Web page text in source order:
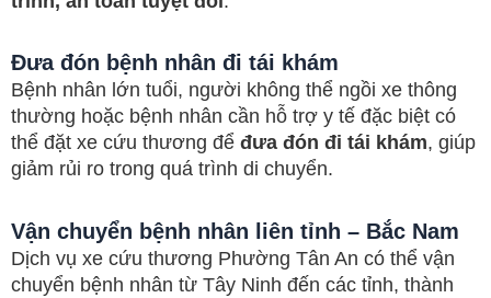
Đưa đón bệnh nhân đi tái khám
Bệnh nhân lớn tuổi, người không thể ngồi xe thông
thường hoặc bệnh nhân cần hỗ trợ y tế đặc biệt có
thể đặt xe cứu thương để đưa đón đi tái khám, giúp
giảm rủi ro trong quá trình di chuyển.
Vận chuyển bệnh nhân liên tỉnh – Bắc Nam
Dịch vụ xe cứu thương Phường Tân An có thể vận
chuyển bệnh nhân từ Tây Ninh đến các tỉnh, thành